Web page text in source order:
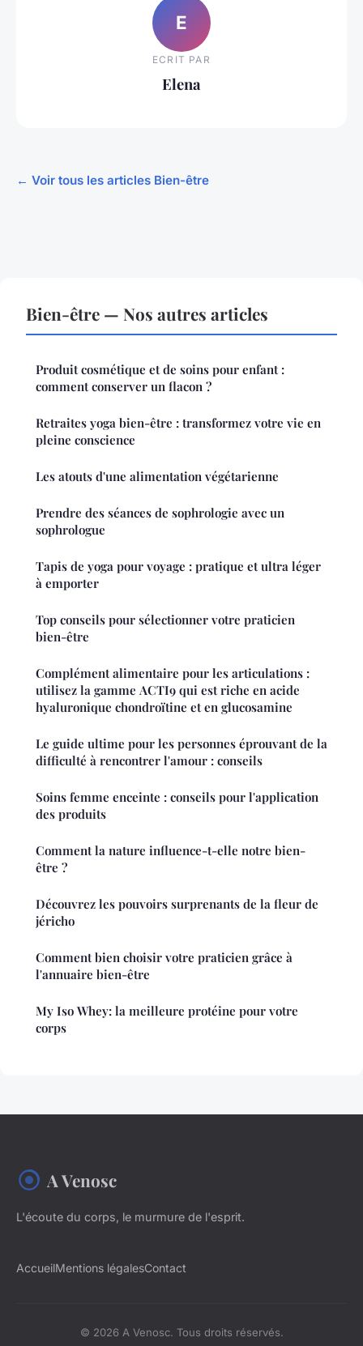
E
ECRIT PAR
Elena
← Voir tous les articles Bien-être
Bien-être — Nos autres articles
Produit cosmétique et de soins pour enfant :
comment conserver un flacon ?
Retraites yoga bien-être : transformez votre vie en
pleine conscience
Les atouts d'une alimentation végétarienne
Prendre des séances de sophrologie avec un
sophrologue
Tapis de yoga pour voyage : pratique et ultra léger
à emporter
Top conseils pour sélectionner votre praticien
bien-être
Complément alimentaire pour les articulations :
utilisez la gamme ACTI9 qui est riche en acide
hyaluronique chondroïtine et en glucosamine
Le guide ultime pour les personnes éprouvant de la
difficulté à rencontrer l'amour : conseils
Soins femme enceinte : conseils pour l'application
des produits
Comment la nature influence-t-elle notre bien-
être ?
Découvrez les pouvoirs surprenants de la fleur de
jéricho
Comment bien choisir votre praticien grâce à
l'annuaire bien-être
My Iso Whey: la meilleure protéine pour votre
corps
A Venosc
L'écoute du corps, le murmure de l'esprit.
AccueilMentions légalesContact
© 2026 A Venosc. Tous droits réservés.